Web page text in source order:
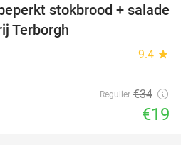
44%
stokbrood + salade
Terborgh
9.4 star
Regulier €34
€19